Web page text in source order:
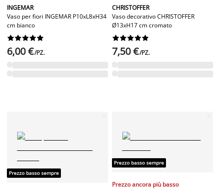
INGEMAR
Vaso per fiori INGEMAR P10xL8xH34
cm bianco






6,00 €/PZ.
CHRISTOFFER
Vaso decorativo CHRISTOFFER
Ø13xH17 cm cromato






7,50 €/PZ.
Prezzo basso sempre
Prezzo basso sempre
Prezzo ancora più basso